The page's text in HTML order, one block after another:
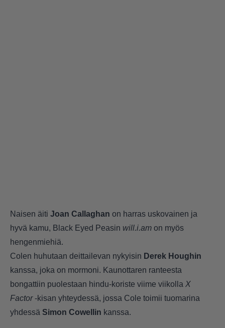
Naisen äiti Joan Callaghan on harras uskovainen ja
hyvä kamu, Black Eyed Peasin will.i.am on myös
hengenmiehiä.
Colen huhutaan deittailevan nykyisin Derek Houghin
kanssa, joka on mormoni. Kaunottaren ranteesta
bongattiin puolestaan hindu-koriste viime viikolla X
Factor-kisan yhteydessä, jossa Cole toimii tuomarina
yhdessä Simon Cowellin kanssa.